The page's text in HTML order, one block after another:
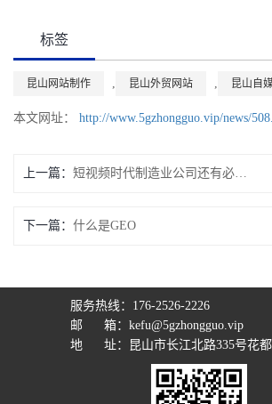
标签
昆山网站制作 , 昆山外贸网站 , 昆山自
本文网址： http://www.5gzhongguo.vip/news/
上一篇： 短视频时代制造业公司还有必要做企业网站吗
下一篇： 什么是GEO
服务热线：176-2526-2226
邮 箱：kefu@5gzhongguo.vip
地 址：昆山市长江北路335号花都